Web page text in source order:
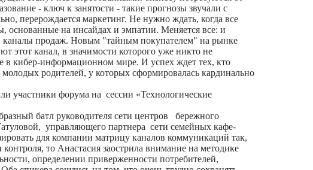
- ключ к занятости - такие прогнозы звучали с
перерождается маркетинг. Не нужно ждать, когда все
основанные на инсайдах и эмпатии. Меняется все: и
каналы продаж. Новым "тайным покупателем" на рынке
этот канал, в значимости которого уже никто не
в кибер-информационном мире. И успех ждет тех, кто
родителей, у которых сформировалась кардинально
участники форума на сессии «Технологические
батл руководителя сети центров бережного
управляющего партнера сети семейных кафе-
для компании матрицу каналов коммуникаций так,
то Анастасия заострила внимание на методике
определении приверженности потребителей,